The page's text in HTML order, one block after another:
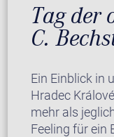
Tag der
C.
Ein Einblick in
Hradec
mehr als
Feeling für ein